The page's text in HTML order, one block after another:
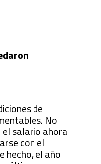
de
No
el salario ahora
con el
hecho, el año